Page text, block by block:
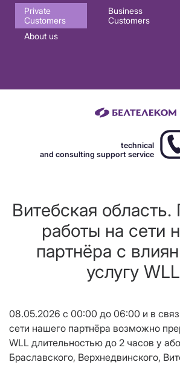
Основная
навигация
Private
Customers
Business
Customers
About us
technical
and consulting support service
Витебская
работы на сети
партнёра с
услугу
08.05.2026 с 00:00 до 06:00 и в
сети нашего партнёра возможно
WLL длительностью до 2 часов у
Браславского, Верхнедвинского,